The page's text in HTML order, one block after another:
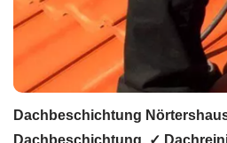
Dachbeschichtung
Dachbeschichtung, ✓